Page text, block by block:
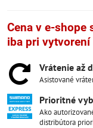
Cena v e-
iba pri vytvorení
Vrátenie až
Asistované
Prioritné
Ako
distribútora